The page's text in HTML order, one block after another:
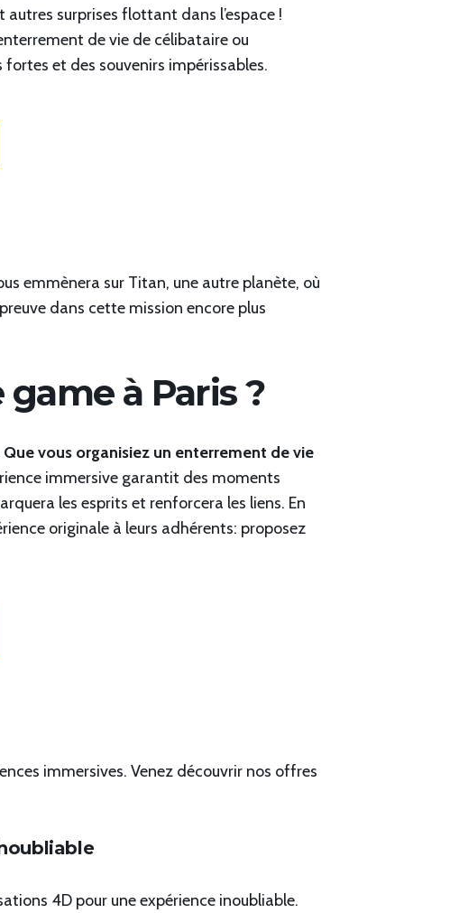
surprises flottant dans l’espace !
de vie de célibataire ou
et des souvenirs impérissables.
emmènera sur Titan, une autre planète, où
dans cette mission encore plus
à Paris ?
Que vous organisiez un enterrement de vie
immersive garantit des moments
les esprits et renforcera les liens. En
originale à leurs adhérents: proposez
immersives. Venez découvrir nos offres
4D pour une expérience inoubliable.